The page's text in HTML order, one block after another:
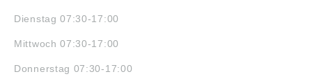
Dienstag 07:30-17:00
Mittwoch 07:30-17:00
Donnerstag 07:30-17:00